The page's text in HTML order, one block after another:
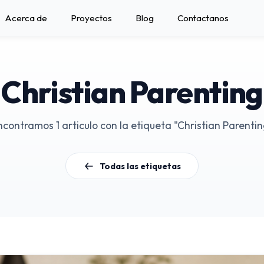
Acerca de Proyectos Blog Contactanos
Christian Parenting
1 articulo con la etiqueta "Christian
Todas las etiquetas